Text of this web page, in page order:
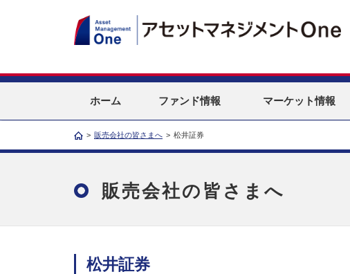
ホーム ファンド情報 マーケット情報
> 販売会社の皆さまへ > 松井証券
販売会社の皆さまへ
松井証券